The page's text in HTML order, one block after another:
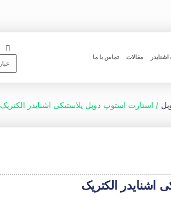
مقالات تماس با ما
/ استارت استوپ دوبل پلاستیکی اشنایدر الکتریک
اشنایدر الکتریک